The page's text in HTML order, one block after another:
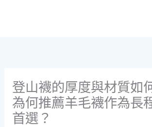
登山襪的厚度與材質如
為何推薦羊毛襪作為長
首選？